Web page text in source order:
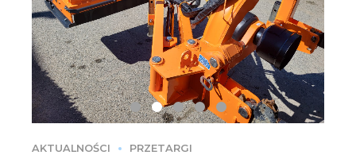
AKTUALNOŚCI
PRZETARGI